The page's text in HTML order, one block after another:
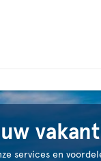
services en